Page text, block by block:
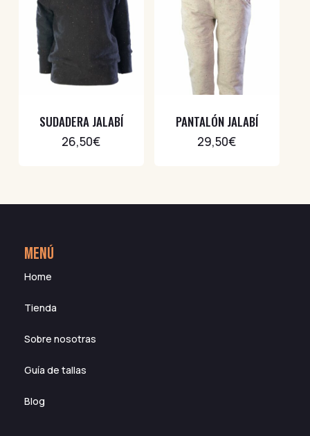
SUDADERA JALABÍ
26,50€
PANTALÓN JALABÍ
29,50€
MENÚ
Home
Tienda
Sobre nosotras
Guía de tallas
Blog